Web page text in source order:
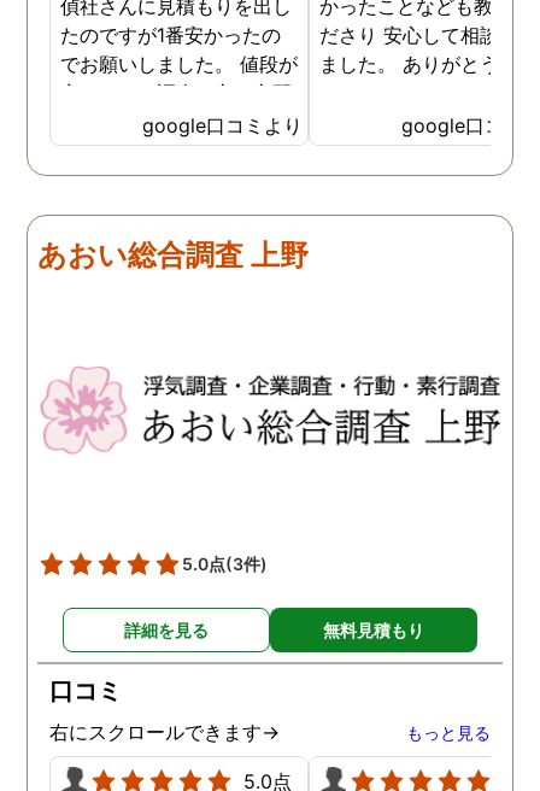
偵社さんに見積もりを出し
たのですが1番安かったの
でお願いしました。 値段が
安いので、調査の方が心配
でしたがしっかり浮気の証
拠を押さえて頂けました。
ありがとう御座いました。
探偵に頼む事のない人生を
歩みますね(笑)
google口コミより
かったことなども教えて
ださり 安心して相談が
ました。 ありがとうご
google口コミ
あおい総合調査 上野
5.0点(3件)
詳細を見る 無料見積もり
口コミ
右にスクロールできます→ もっと見る
5.0点